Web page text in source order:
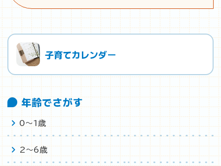
子育てカレンダー
年齢でさがす
0〜1歳
2〜6歳